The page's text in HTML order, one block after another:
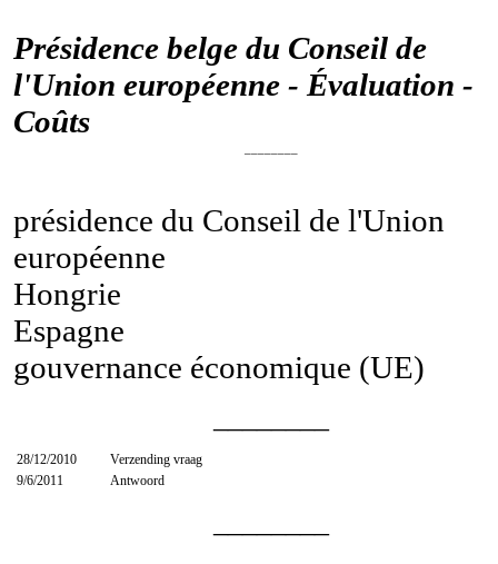
Présidence belge du Conseil de
l'Union européenne - Évaluation -
Coûts
présidence du Conseil de l'Union
européenne
Hongrie
Espagne
gouvernance économique (UE)
28/12/2010
Verzending vraag
9/6/2011
Antwoord